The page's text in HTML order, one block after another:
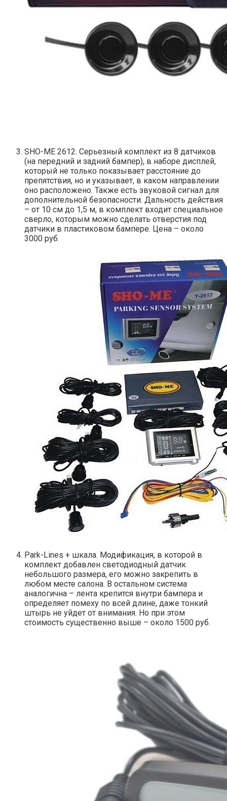
SHO-ME 2612. Серьезный комплект из 8 датчиков
(на передний и задний бампер), в наборе дисплей,
который не только показывает расстояние до
препятствия, но и указывает, в каком направлении
оно расположено. Также есть звуковой сигнал для
дополнительной безопасности. Дальность действия
– от 10 см до 1,5 м, в комплект входит специальное
сверло, которым можно сделать отверстия под
датчики в пластиковом бампере. Цена – около
3000 руб.
Park-Lines + шкала. Модификация, в которой в
комплект добавлен светодиодный датчик
небольшого размера, его можно закрепить в
любом месте салона. В остальном система
аналогична – лента крепится внутри бампера и
определяет помеху по всей длине, даже тонкий
штырь не уйдет от внимания. Но при этом
стоимость существенно выше – около 1500 руб.